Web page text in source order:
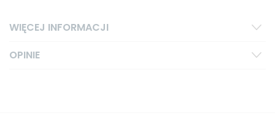
WIĘCEJ INFORMACJI
OPINIE